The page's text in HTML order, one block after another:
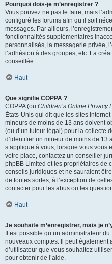
Pourquoi dois-je m’enregistrer ?
Vous pouvez ne pas le faire, mais
configuré les forums afin qu’il soit
messages. Par ailleurs,
fonctionnalités supplémentaires
personnalisés, la messagerie privée,
l’adhésion à des groupes, etc. La
conseillée.
Haut
Que signifie COPPA ?
COPPA (ou Children’s Online Privacy
États-Unis qui dit que les sites
mineurs de moins de 13 ans doivent
(ou d’un tuteur légal) pour la collecte
d’identifier un mineur de moins de 13
s’applique à vous, lorsque vous vous
votre place, contactez un conseiller
phpBB Limited et les propriétaires de
conseils juridiques et ne sauraient
de toutes sortes, à l’exception de
contacter pour les abus ou les
Haut
Je souhaite m’enregistrer, mais je
Il est possible qu’un administrateur
nouveaux comptes. Il peut également
d’utilisateur que vous souhaitez
pour obtenir de l’aide.